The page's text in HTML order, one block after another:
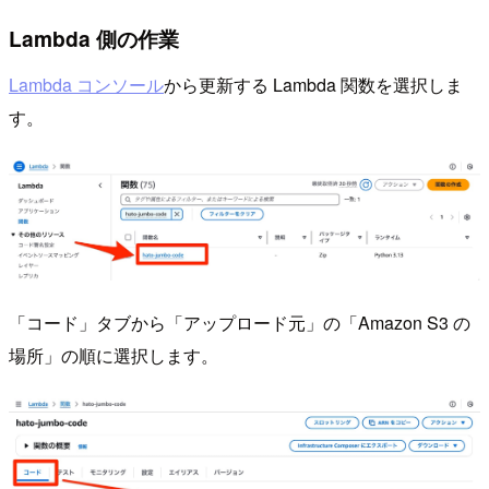
Lambda 側の作業
Lambda コンソールから更新する Lambda 関数を選択しま
す。
「コード」タブから「アップロード元」の「Amazon S3 の
場所」の順に選択します。